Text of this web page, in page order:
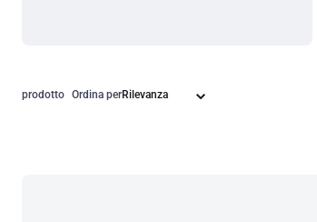
prodotto Ordina per